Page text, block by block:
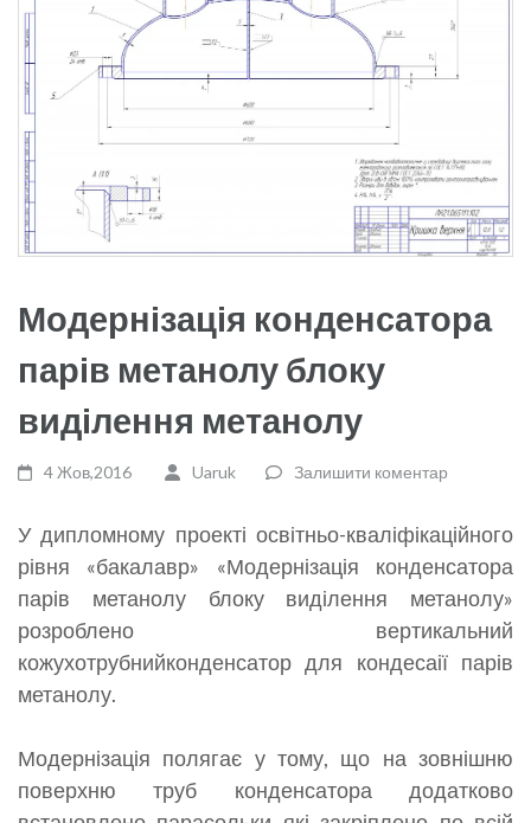
Модернізація конденсатора
парів метанолу блоку
виділення метанолу
4 Жов,2016 Uaruk Залишити коментар
У дипломному проекті освітньо-кваліфікаційного
рівня «бакалавр» «Модернізація конденсатора
парів метанолу блоку виділення метанолу»
розроблено вертикальний
кожухотрубнийконденсатор для кондесаії парів
метанолу.
Модернізація полягає у тому, що на зовнішню
поверхню труб конденсатора додатково